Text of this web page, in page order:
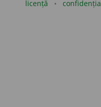
licență